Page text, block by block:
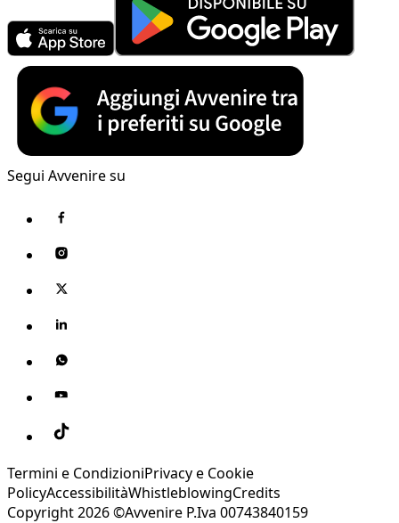
Segui Avvenire su
Termini e CondizioniPrivacy e Cookie
PolicyAccessibilitàWhistleblowingCredits
Copyright 2026 ©Avvenire P.Iva 00743840159